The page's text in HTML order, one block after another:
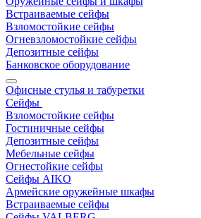
Встраиваемые сейфы
Взломостойкие сейфы
Огневзломостойкие сейфы
Депозитные сейфы
Банковское оборудование
Офисные стулья и табуретки
Сейфы
Взломостойкие сейфы
Гостиничные сейфы
Депозитные сейфы
Мебельные сейфы
Огнестойкие сейфы
Сейфы AIKO
Армейские оружейные шкафы
Встраиваемые сейфы